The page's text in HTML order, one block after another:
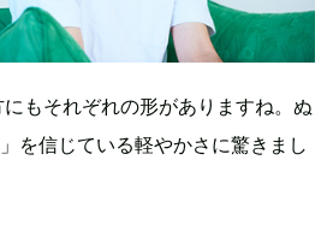
もそれぞれの形がありますね。ぬ
を信じている軽やかさに驚きまし